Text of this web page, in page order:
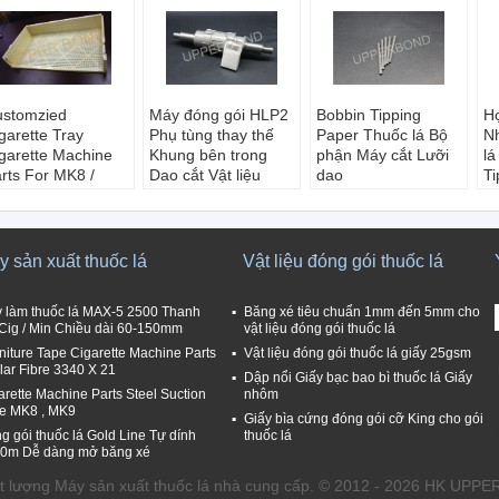
Tray
Machine
For MK8 /
sắc:Màu vàng
tư:Nhựa
hiệu:LÊN
QUỐC
Máy đóng gói HLP2
Phụ tùng thay thế
Khung bên trong
Dao cắt Vật liệu
Vật liệu:Thép
Gốc:Trung Quốc
Thùng
đầu:mot thang
Bobbin Tipping
Paper Thuốc lá Bộ
phận Máy cắt Lưỡi
dao
Lô hàng:thể hiện
MOQ:100
Quốc gia:Trung
Quốc
lá
sản xuất thuốc lá
làm thuốc lá MAX-5 2500 Thanh
/ Min Chiều dài 60-150mm
Tape Cigarette Machine Parts
Fibre 3340 X 21
Machine Parts Steel Suction
MK8 , MK9
gói thuốc lá Gold Line Tự dính
Dễ dàng mở băng xé
Vật liệu đóng gói thuốc lá
Băng xé tiêu chuẩn 1mm đến 5mm cho
vật liệu đóng gói thuốc lá
Vật liệu đóng gói thuốc lá giấy 25gsm
Dập nổi Giấy bạc bao bì thuốc lá Giấy
nhôm
Giấy bìa cứng đóng gói cỡ King cho gói
thuốc lá
Máy sản xuất thuốc lá nhà cung cấp. © 2012 - 2026 HK